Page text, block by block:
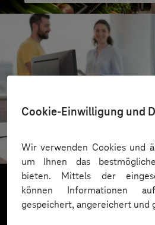
Cookie-Einwilligung und
Wir verwenden Cookies und
um Ihnen das
bieten. Mittels der
können Informationen
gespeichert, angereichert und
Kreis Bergstraße
KI für moderne Verwaltung
Mehr